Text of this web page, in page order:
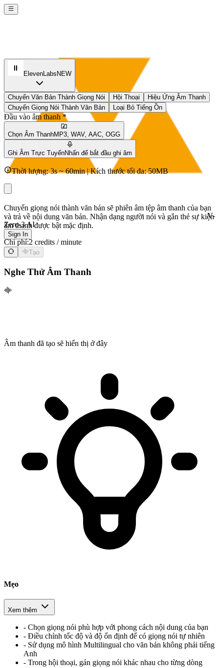
V-
Zero-3 AI
Sign In
ElevenLabs NEW
Chuyển Văn Bản Thành Giọng Nói Hội Thoại
Hiệu Ứng Âm Thanh
Chuyển Giọng Nói Thành Văn Bản
Loại Bỏ Tiếng Ồn
Đầu vào âm thanh *
Chọn Âm ThanhMP3, WAV, AAC, OGG
Ghi Âm Trực TuyếnNhấn để bắt đầu ghi âm
Thời lượng: 3s ~ 60min | Kích thước tối đa: 50MB
Chuyển giọng nói thành văn bản sẽ phiên âm tệp âm thanh của bạn
và trả về nội dung văn bản. Nhận dạng người nói và gắn thẻ sự kiện
âm thanh được bật mặc định.
Chi phí:2 credits / minute
Tạo
Nghe Thử Âm Thanh
Âm thanh đã tạo sẽ hiển thị ở đây
Mẹo
Xem thêm
- Chọn giọng nói phù hợp với phong cách nội dung của bạn
- Điều chỉnh tốc độ và độ ổn định để có giọng nói tự nhiên
- Sử dụng mô hình Multilingual cho văn bản không phải tiếng
Anh
- Trong hội thoại, gán giọng nói khác nhau cho từng dòng